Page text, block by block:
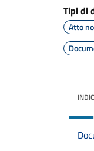
Tipi di
Atto